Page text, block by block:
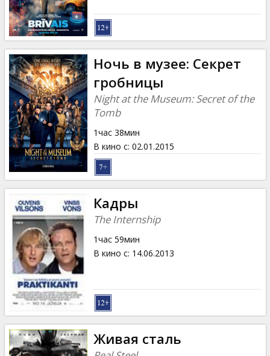
Ночь в музее: Секрет
гробницы
Night at the Museum: Secret of the
Tomb
1час 38мин
В кино с: 02.01.2015
Кадры
The Internship
1час 59мин
В кино с: 14.06.2013
Живая сталь